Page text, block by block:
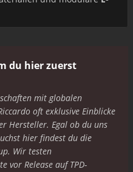
du hier zuerst
mit globalen
oft exklusive Einblicke
Hersteller. Egal ob du uns
hier findest du die
Wir testen
vor Release auf TPD-